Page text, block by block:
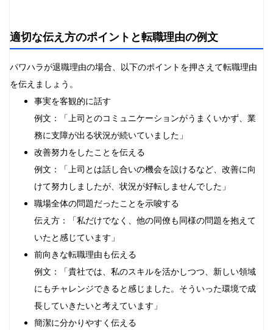
適切な伝え方のポイントと転職理由の例文
パワハラが退職理由の場合、以下のポイントを押さえて転職理由
を伝えましょう。
事実を客観的に話す
例文：「上司とのコミュニケーションがうまくいかず、業
務に支障が出る状況が続いていました」
改善努力をしたことを伝える
例文：「上司とは話し合いの機会を設けるなど、改善に向
けて努力しましたが、状況が好転しませんでした」
職場全体の問題だったことを示唆する
伝え方：「私だけでなく、他の同僚も同様の問題を抱えて
いたと感じています」
前向きな転職理由も伝える
例文：「貴社では、私のスキルを活かしつつ、新しい領域
にもチャレンジできると感じました。そういった環境で成
長していきたいと考えています」
簡潔に分かりやすく伝える